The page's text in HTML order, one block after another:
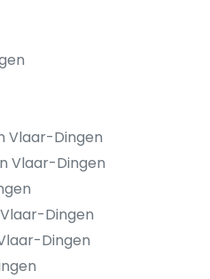
Vlaar-Dingen
Vlaar-Dingen
Dingen
Dingen